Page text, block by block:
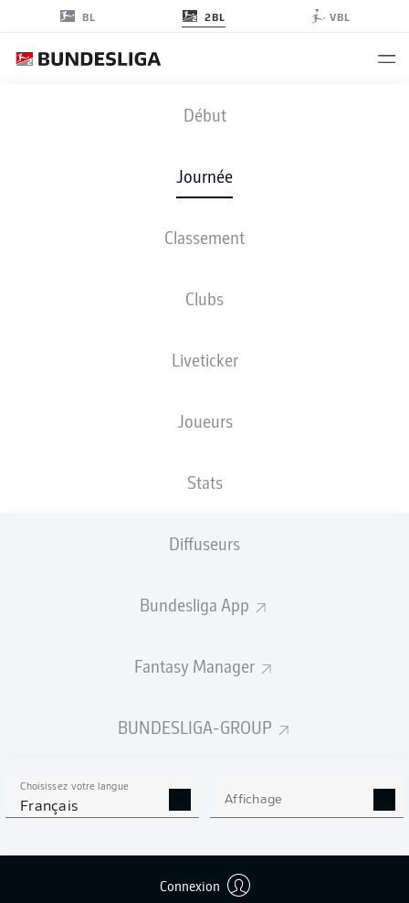
BL 2BL VBL
Début
Journée
Classement
Clubs
Liveticker
Joueurs
Stats
Diffuseurs
Bundesliga App
Fantasy Manager
BUNDESLIGA-GROUP
Choisissez votre langue
Français Affichage
Connexion
FCK - H96
COMPOSITIONS STATISTIQUES
0
0 % Précision 0 %
EFFICACITÉ DES PASSES